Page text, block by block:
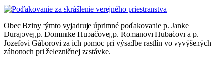
Obec Bziny týmto vyjadruje úprimné poďakovanie p. Janke
Durajovej,p. Dominike Hubačovej,p. Romanovi Hubačovi a p.
Jozefovi Gáborovi za ich pomoc pri výsadbe rastlín vo vyvýšených
záhonoch pri železničnej zastávke.